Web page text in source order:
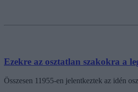
Ezekre az osztatlan szakokra a
Összesen 11955-en jelentkeztek az idén